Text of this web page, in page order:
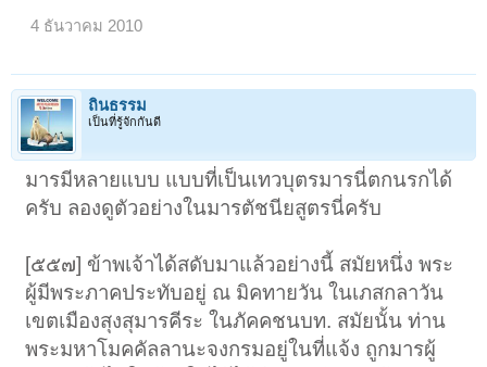
4 ธันวาคม 2010
ถิ่นธรรม
เป็นที่รู้จักกันดี
มารมีหลายแบบ แบบที่เป็นเทวบุตรมารนี่ตกนรกได้
ครับ ลองดูตัวอย่างในมารตัชนียสูตรนี่ครับ
[๕๕๗] ข้าพเจ้าได้สดับมาแล้วอย่างนี้ สมัยหนึ่ง พระ
ผู้มีพระภาคประทับอยู่ ณ มิคทายวัน ในเภสกลาวัน
เขตเมืองสุงสุมารคีระ ในภัคคชนบท. สมัยนั้น ท่าน
พระมหาโมคคัลลานะจงกรมอยู่ในที่แจ้ง ถูกมารผู้